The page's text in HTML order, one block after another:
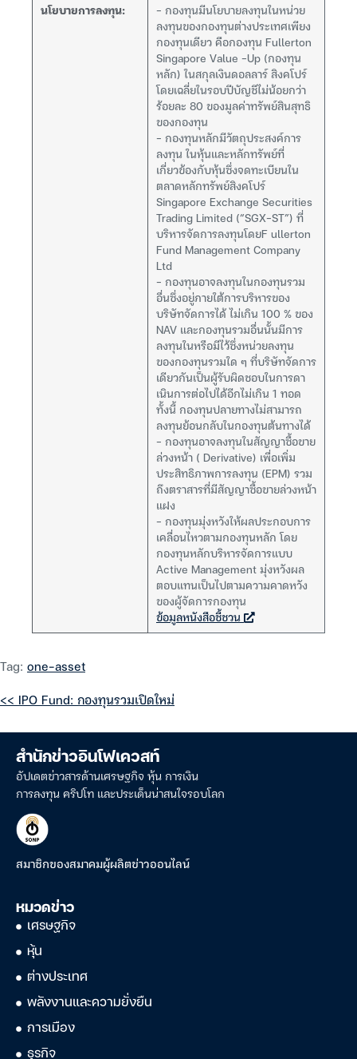
นโยบายการลงทุน:
– กองทุนมีนโยบายลงทุนในหน่วย
ลงทุนของกองทุนต่างประเทศเพียง
กองทุนเดียว คือกองทุน Fullerton
Singapore Value -Up (กองทุน
หลัก) ในสกุลเงินดอลลาร์ สิงคโปร์
โดยเฉลี่ยในรอบปีบัญชีไม่น้อยกว่า
ร้อยละ 80 ของมูลค่าทรัพย์สินสุทธิ
ของกองทุน
– กองทุนหลักมีวัตถุประสงค์การ
ลงทุน ในหุ้นและหลักทรัพย์ที่
เกี่ยวข้องกับหุ้นซึ่งจดทะเบียนใน
ตลาดหลักทรัพย์สิงคโปร์
Singapore Exchange Securities
Trading Limited (“SGX-ST”) ที่
บริหารจัดการลงทุนโดยF ullerton
Fund Management Company
Ltd
– กองทุนอาจลงทุนในกองทุนรวม
อื่นซึ่งอยู่ภายใต้การบริหารของ
บริษัทจัดการได้ ไม่เกิน 100 % ของ
NAV และกองทุนรวมอื่นนั้นมีการ
ลงทุนในหรือมีไว้ซึ่งหน่วยลงทุน
ของกองทุนรวมใด ๆ ที่บริษัทจัดการ
เดียวกันเป็นผู้รับผิดชอบในการดา
เนินการต่อไปได้อีกไม่เกิน 1 ทอด
ทั้งนี้ กองทุนปลายทางไม่สามารถ
ลงทุนย้อนกลับในกองทุนต้นทางได้
– กองทุนอาจลงทุนในสัญญาซื้อขาย
ล่วงหน้า ( Derivative) เพื่อเพิ่ม
ประสิทธิภาพการลงทุน (EPM) รวม
ถึงตราสารที่มีสัญญาซื้อขายล่วงหน้า
แฝง
– กองทุนมุ่งหวังให้ผลประกอบการ
เคลื่อนไหวตามกองทุนหลัก โดย
กองทุนหลักบริหารจัดการแบบ
Active Management มุ่งหวังผล
ตอบแทนเป็นไปตามความคาดหวัง
ของผู้จัดการกองทุน
ข้อมูลหนังสือชี้ชวน
Tag: one-asset
<< IPO Fund: กองทุนรวมเปิดใหม่
สำนักข่าวอินโฟเควสท์
อัปเดตข่าวสารด้านเศรษฐกิจ หุ้น การเงิน
การลงทุน คริปโท และประเด็นน่าสนใจรอบโลก
สมาชิกของสมาคมผู้ผลิตข่าวออนไลน์
หมวดข่าว
เศรษฐกิจ
หุ้น
ต่างประเทศ
พลังงานและความยั่งยืน
การเมือง
ธุรกิจ